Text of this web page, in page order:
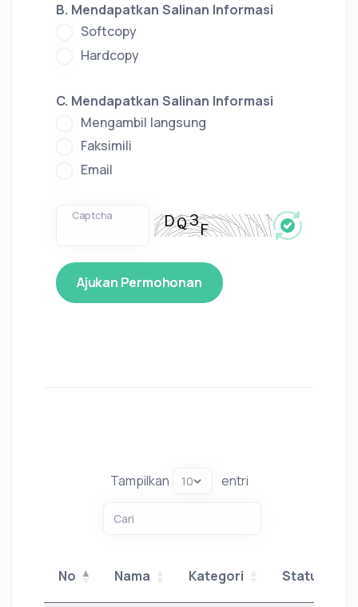
B. Mendapatkan Salinan Informasi
Softcopy
Hardcopy
C. Mendapatkan Salinan Informasi
Mengambil langsung
Faksimili
Email
Captcha
Tampilkan entri
No Nama Kategori Status